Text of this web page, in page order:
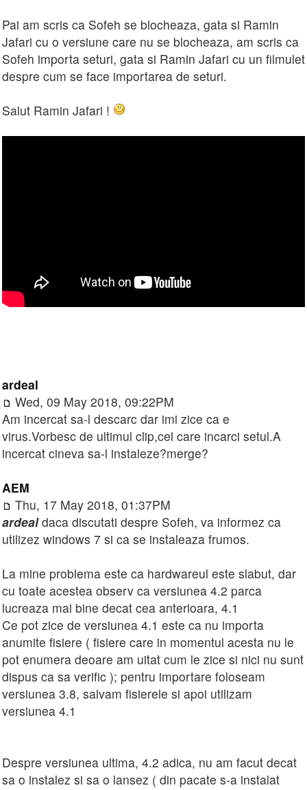
Pai am scris ca Sofeh se blocheaza, gata si Ramin
Jafari cu o versiune care nu se blocheaza, am scris ca
Sofeh importa seturi, gata si Ramin Jafari cu un filmulet
despre cum se face importarea de seturi.
Salut Ramin Jafari !
ardeal
Wed, 09 May 2018, 09:22PM
Am incercat sa-l descarc dar imi zice ca e
virus.Vorbesc de ultimul clip,cel care incarci setul.A
incercat cineva sa-l instaleze?merge?
AEM
Thu, 17 May 2018, 01:37PM
ardealdaca discutati despre Sofeh, va informez ca
utilizez windows 7 si ca se instaleaza frumos.
La mine problema este ca hardwareul este slabut, dar
cu toate acestea observ ca versiunea 4.2 parca
lucreaza mai bine decat cea anterioara, 4.1
Ce pot zice de versiunea 4.1 este ca nu importa
anumite fisiere ( fisiere care in momentul acesta nu le
pot enumera deoare am uitat cum le zice si nici nu sunt
dispus ca sa verific ); pentru importare foloseam
versiunea 3.8, salvam fisierele si apoi utilizam
versiunea 4.1
Despre versiunea ultima, 4.2 adica, nu am facut decat
sa o instalez si sa o lansez ( din pacate s-a instalat